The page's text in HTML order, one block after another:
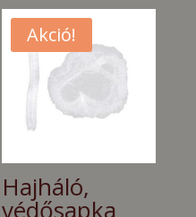
Akció!
Hajháló,
védősapka